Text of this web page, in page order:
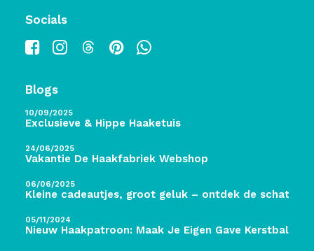
Socials
Blogs
10/09/2025
Exclusieve & Hippe Haaketuis
24/06/2025
Vakantie De Haakfabriek Webshop
06/06/2025
Kleine cadeautjes, groot geluk – ontdek de schatten
05/11/2024
Nieuw Haakpatroon: Maak Je Eigen Gave Kerstballen!